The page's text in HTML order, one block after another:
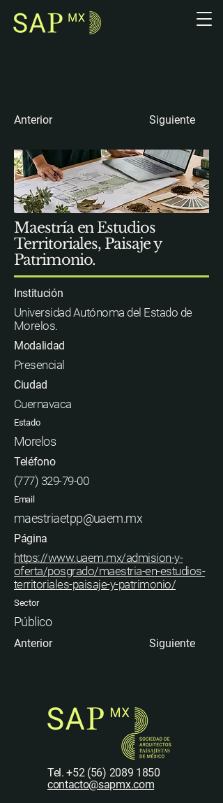
Anterior Siguiente
Maestría en Estudios
Territoriales, Paisaje y
Patrimonio.
Institución
Universidad Autónoma del Estado de
Morelos.
Modalidad
Presencial
Ciudad
Cuernavaca
Estado
Morelos
Teléfono
(777) 329-79-00
Email
maestriaetpp@uaem.mx
Página
https://www.uaem.mx/admision-y-
oferta/posgrado/maestria-en-estudios-
territoriales-paisaje-y-patrimonio/
Sector
Público
Anterior Siguiente
Tel.+52 (56) 2089 1850
contacto@sapmx.com